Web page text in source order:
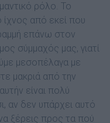
ρόλο. Το
ίχνος από εκεί που
επάνω στον
σύμμαχός μας, γιατί
μεσοπέλαγα με
μακριά από την
είναι πολύ
αν δεν υπάρχει αυτό
ξέρεις προς τα πού